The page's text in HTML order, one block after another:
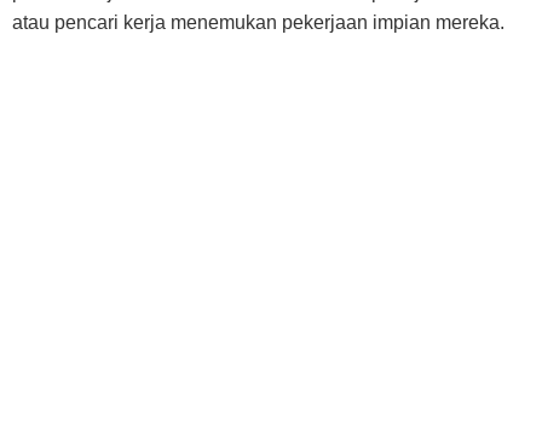
atau pencari kerja menemukan pekerjaan impian mereka.